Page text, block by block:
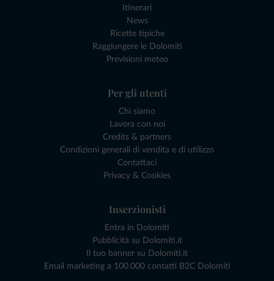
Itinerari
News
Ricette tipiche
Raggiungere le Dolomiti
Previsioni meteo
Per gli utenti
Chi siamo
Lavora con noi
Credits & partners
Condizioni generali di vendita e di utilizzo
Contattaci
Privacy & Cookies
Inserzionisti
Entra in Dolomiti
Pubblicità su Dolomiti.it
Il tuo banner su Dolomiti.it
Email marketing a 100.000 contatti B2C Dolomiti